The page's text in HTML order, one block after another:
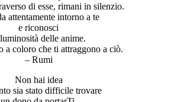
di esse, rimani in silenzio.
attentamente intorno a te
e riconosci
delle anime.
a coloro che ti attraggono a ciò.
– Rumi
Non hai idea
sia stato difficile trovare